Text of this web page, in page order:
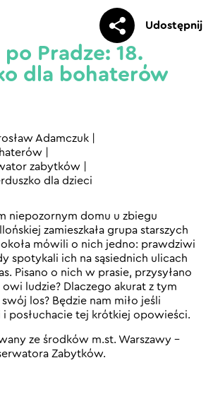
Udostępnij
Pradze: 18.
dla bohaterów
Adamczuk
zabytków
dla dzieci
niepozornym domu u zbiegu
zamieszkała grupa starszych
mówili o nich jedno: prawdziwi
spotykali ich na sąsiednich ulicach
Pisano o nich w prasie, przysyłano
ludzie? Dlaczego akurat z tym
los? Będzie nam miło jeśli
i posłuchacie tej krótkiej opowieści.
ze środków m.st. Warszawy –
Zabytków.